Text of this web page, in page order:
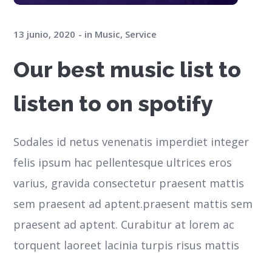
13 junio, 2020 in Music, Service
Our best music list to
listen to on spotify
Sodales id netus venenatis imperdiet integer
felis ipsum hac pellentesque ultrices eros
varius, gravida consectetur praesent mattis
sem praesent ad aptent.praesent mattis sem
praesent ad aptent. Curabitur at lorem ac
torquent laoreet lacinia turpis risus mattis